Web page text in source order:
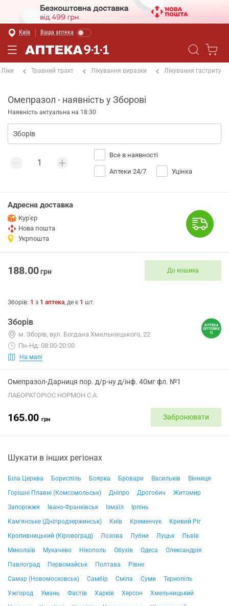
Київ Ваша аптека
Ліки Травний тракт Лікування виразки Лікування гастриту
Омепразол - наявність у Зборові
Наявність актуальна на 18:30
Все в наявності
Аптеки 24/7 Уцінка
Адресна доставка
Кур'єр
Нова пошта
Укрпошта
188.00грн До кошика
Зборів: 1 з 1 аптека, де є 1 шт.
Зборів
м. Зборів, вул. Богдана Хмельницького, 22
Пн-Нд: 08:00-20:00
На мапі
Омепразол-Дарниця пор. д/р-ну д/інф. 40мг фл. №1
ЛАБОРАТОРІОС НОРМОН С.А.
165.00 грн Забронювати
Шукати в інших регіонах
Біла Церква Бориспіль Боярка Бровари Васильків
Вінниця
Горішні Плавні (Комсомольськ)
Дніпро Дрогобич
Житомир
Запоріжжя
Івано-Франківськ Ізмаїл
Ірпінь
Кам'янське (Дніпродзержинськ)
Київ Кременчук
Кривий Ріг
Кропивницький (Кіровоград)
Лозова Лубни Луцьк
Львів
Миколаїв
Мукачево Нікополь Обухів Одеса
Олександрія
Павлоград
Первомайськ Полтава
Рівне
Самар (Новомосковськ)
Самбір Сміла Суми
Тернопіль
Ужгород
Умань Фастів Харків Херсон
Хмельницький